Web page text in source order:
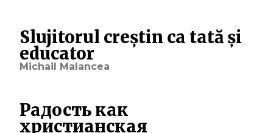
Slujitorul creștin ca tată și
educator
Michail Malancea
Радость как
христианская